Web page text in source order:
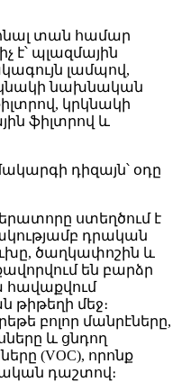
տան համար
պլազմային
լամպով,
նախնական
կրկնակի
ֆիլտրով և
դիզայն՝ օդը
ստեղծում է
դրական
ծաղկափոշին և
են բարձր
հավաքվում
մեջ։
բոլոր մանրէները,
և ցնդող
(VOC), որոնք
դաշտով։